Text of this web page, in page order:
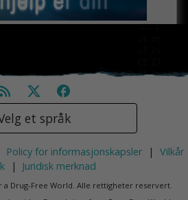
et språk
Policy for informasjonskapsler |
Vilkår
| Juridisk merknad
a Drug-Free World. Alle rettigheter reservert.